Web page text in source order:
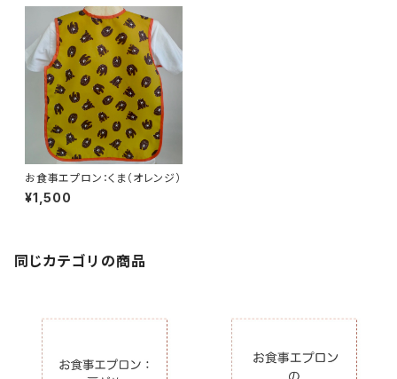
お食事エプロン：くま（オレンジ）
¥1,500
同じカテゴリの商品